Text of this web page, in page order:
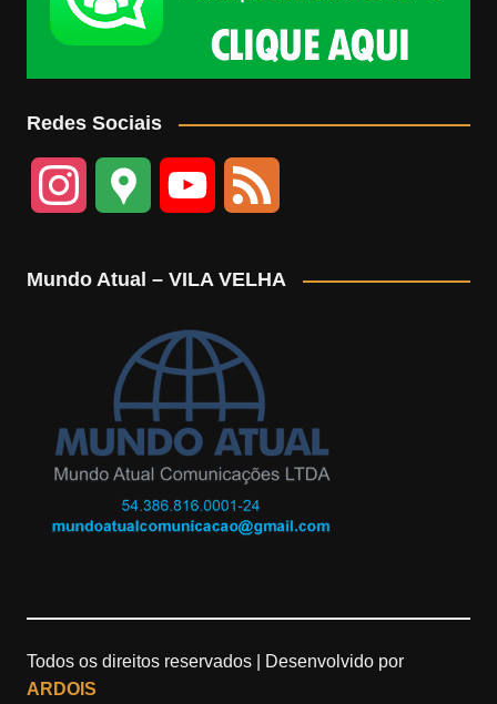
Redes Sociais
g
r
g
l
e
M
T
u
b
e
Mundo Atual – VILA VELHA
Todos os direitos reservados |
Desenvolvido por
ARDOIS